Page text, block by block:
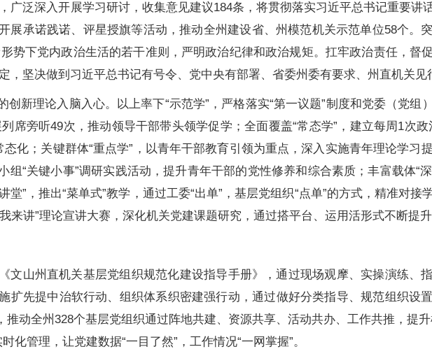
广泛深入开展学习研讨，收集意见建议184条，将贯彻落实习近平总书记重要讲
展承诺践诺、评星授旗等活动，推动全州建设省、州模范机关示范单位58个。
势下党内政治生活的若干准则，严明政治纪律和政治规矩。扛牢政治责任，督
坚决做到习近平总书记有号令、党中央有部署、省委州委有要求、州直机关见
创新理论入脑入心。以上率下“示范学”，严格落实“第一议题”制度和党委（党组
席旁听49次，推动领导干部带头领学促学；全面覆盖“常态学”，建立每周1次
化；关键群体“重点学”，以青年干部教育引领为重点，深入实施青年理论学习
“关键小事”调研实践活动，提升青年干部的党性修养和综合素质；丰富载体“深
”，推出“菜单式”教学，通过工委“出单”，基层党组织“点单”的方式，精准对接
来讲”理论宣讲大赛，深化机关党建课题研究，通过搭平台、运用活形式不断提
文山州直机关基层党组织规范化建设指导手册》，通过现场观摩、实操演练、
扩先提中治软行动、组织体系织密建强行动，通过做好分类指导、规范组织设
动全州328个基层党组织通过阵地共建、资源共享、活动共办、工作共推，提
管理，让党建数据“一目了然”，工作情况“一网掌握”。